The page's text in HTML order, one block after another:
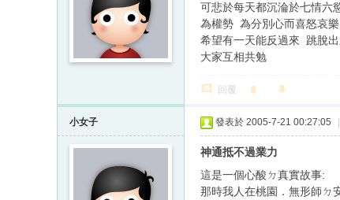
可悲於每天都沉淪於七情六
為權勢 為分別心而喜怒哀
希望有一天能反過來 跳脫
大家互相共勉
回覆
小女子 發表於 2005-7-21 00:27:05
神通抵不過業力
這是一個心酸ㄉ真實故事:
那時我人在桃園．無形師ㄉ